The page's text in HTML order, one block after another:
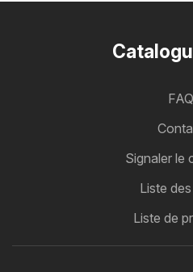
FAQ
Signaler le
Liste
Liste de